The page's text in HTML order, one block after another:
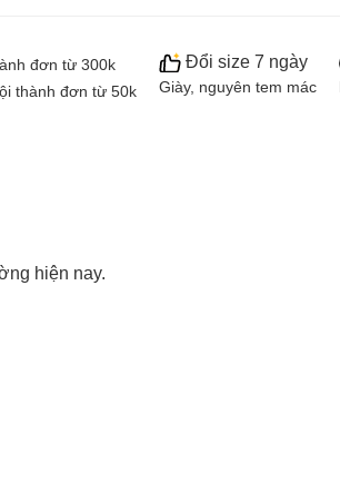
đơn từ 300k
thành đơn từ 50k
Đổi size 7 ngày
Giày, nguyên tem mác
hiện nay.